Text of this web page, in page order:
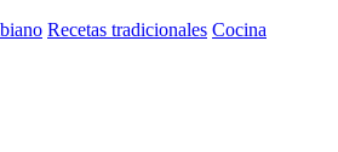
Recetas tradicionales Cocina